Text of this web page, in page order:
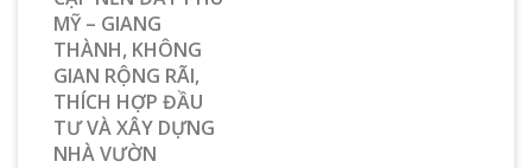
MỸ – GIANG
THÀNH, KHÔNG
GIAN RỘNG RÃI,
THÍCH HỢP ĐẦU
TƯ VÀ XÂY DỰNG
NHÀ VƯỜN